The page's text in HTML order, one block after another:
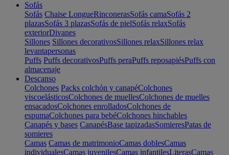
Sofás
Sofás Chaise LongueRinconerasSofás camaSofás 2
plazasSofás 3 plazasSofás de pielSofás relaxSofás
exteriorDivanes
Sillones Sillones decorativosSillones relaxSillones relax
levantapersonas
Puffs Puffs decorativosPuffs peraPuffs reposapiésPuffs con
almacenaje
Descanso
Colchones Packs colchón y canapéColchones
viscoelásticosColchones de muellesColchones de muelles
ensacadosColchones enrolladosColchones de
espumaColchones para bebéColchones hinchables
Canapés y bases CanapésBase tapizadasSomieresPatas de
somieres
Camas Camas de matrimonioCamas doblesCamas
individualesCamas juvenilesCamas infantilesLiterasCamas